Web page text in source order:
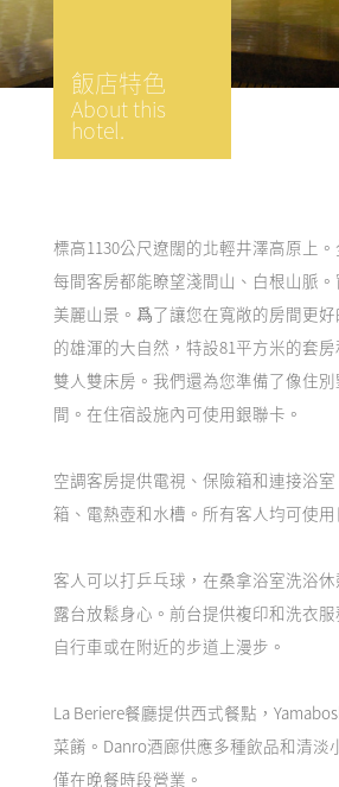
飯店特色
About this
hotel.
標高1130公尺遼闊的北輕井澤高原上
每間客房都能瞭望淺間山、白根山脈
美麗山景。爲了讓您在寬敞的房間更
的雄渾的大自然，特設81平方米的套
雙人雙床房。我們還為您準備了像住
間。在住宿設施內可使用銀聯卡。
空調客房提供電視、保險箱和連接浴
箱、電熱壺和水槽。所有客人均可使用
客人可以打乒乓球，在桑拿浴室洗浴
露台放鬆身心。前台提供複印和洗衣
自行車或在附近的步道上漫步。
La Beriere餐廳提供西式餐點，
菜餚。Danro酒廊供應多種飲品和清淡
僅在晚餐時段營業。